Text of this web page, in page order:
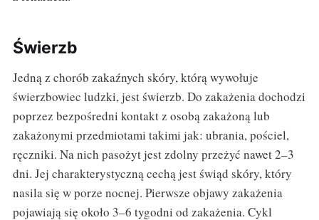
Świerzb
Jedną z chorób zakaźnych skóry, którą wywołuje
świerzbowiec ludzki, jest świerzb. Do zakażenia dochodzi
poprzez bezpośredni kontakt z osobą zakażoną lub
zakażonymi przedmiotami takimi jak: ubrania, pościel,
ręczniki. Na nich pasożyt jest zdolny przeżyć nawet 2–3
dni. Jej charakterystyczną cechą jest świąd skóry, który
nasila się w porze nocnej. Pierwsze objawy zakażenia
pojawiają się około 3–6 tygodni od zakażenia. Cykl